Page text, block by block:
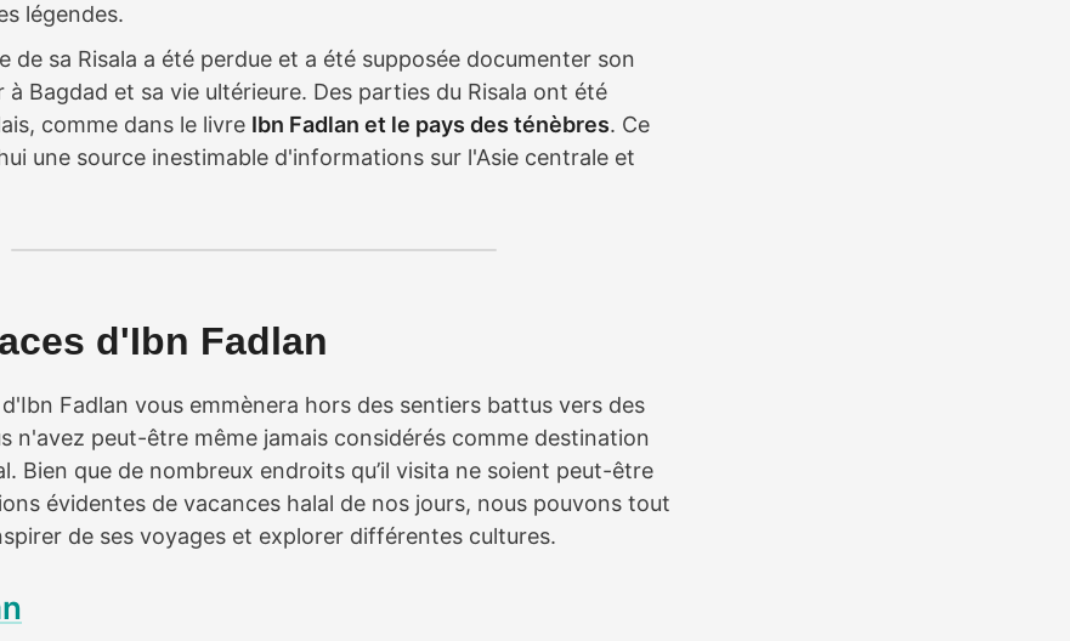
légendes.
de sa Risala a été perdue et a été supposée documenter son
Bagdad et sa vie ultérieure. Des parties du Risala ont été
comme dans le livre Ibn Fadlan et le pays des ténèbres. Ce
une source inestimable d'informations sur l'Asie centrale et
d'Ibn Fadlan
Fadlan vous emmènera hors des sentiers battus vers des
n'avez peut-être même jamais considérés comme destination
Bien que de nombreux endroits qu’il visita ne soient peut-être
évidentes de vacances halal de nos jours, nous pouvons tout
de ses voyages et explorer différentes cultures.